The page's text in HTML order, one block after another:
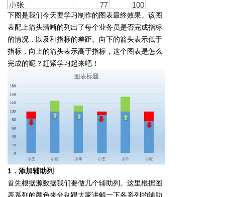
下图是我们今天要学习制作的图表最终效果。该图
表配上箭头清晰的列出了每个业务员是否完成指标
的情况，以及和指标的差距。向下的箭头表示低于
指标，向上的箭头表示高于指标，这个图表是怎么
完成的呢？赶紧学习起来吧！
1．添加辅助列
首先根据源数据我们要做几个辅助列。这里根据图
表系列的颜色来分别跟大家讲解一下各系列的辅助